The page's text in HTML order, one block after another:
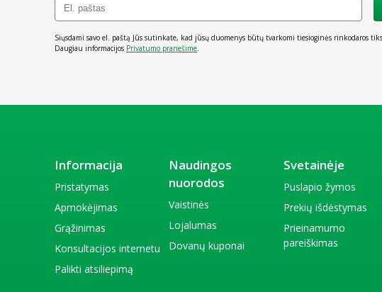
Siųsdami savo el. paštą Jūs sutinkate, kad jūsų duomenys būtų tvarkomi tiesioginės rinkodaros
Daugiau informacijos Privatumo pranešime
Informacija
Pristatymas
Apmokėjimas
Grąžinimas
Konsultacijos internetu
Palikti atsiliepimą
Naudingos
nuorodos
Vaistinės
Lojalumas
Dovanų kuponai
Svetainėje
Puslapio žymos
Prekių išdėstymas
Prieinamumo
pareiškimas